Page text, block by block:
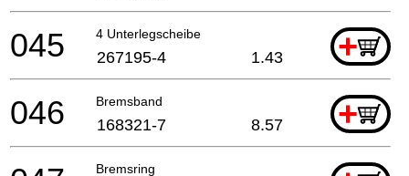
4 Unterlegscheibe +
045 267195-4 1.43
Bremsband +
046 168321-7 8.57
Bremsring